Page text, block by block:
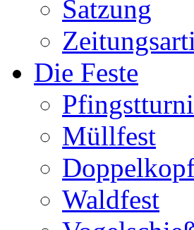
Satzung
Die Feste
Müllfest
Waldfest